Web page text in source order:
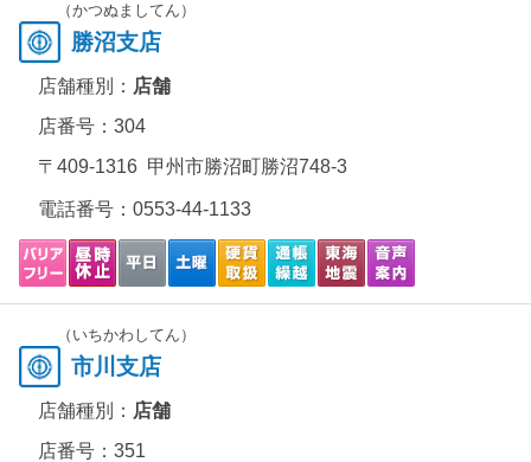
（かつぬましてん）
勝沼支店
店舗種別： 店舗
店番号：304
〒409-1316 甲州市勝沼町勝沼748-3
電話番号： 0553-44-1133
（いちかわしてん）
市川支店
店舗種別： 店舗
店番号：351